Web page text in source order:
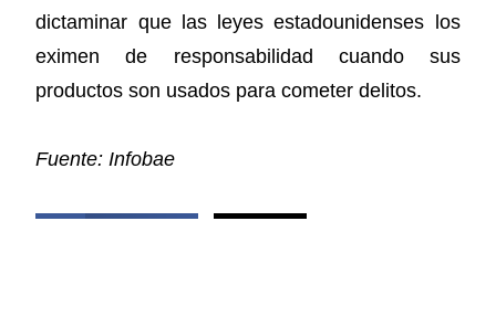
dictaminar que las leyes estadounidenses los
eximen de responsabilidad cuando sus
productos son usados para cometer delitos.
Fuente: Infobae
COMPARTIR ESTA NOTICIA